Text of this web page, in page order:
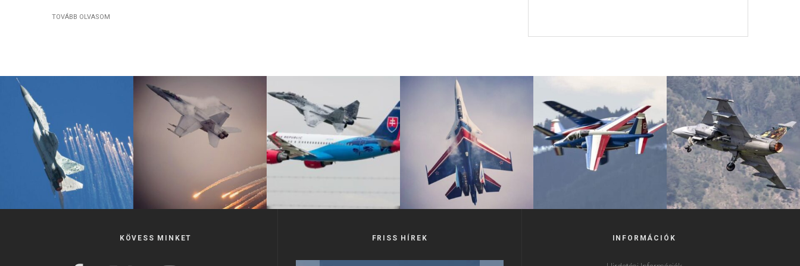
TOVÁBB OLVASOM
KÖVESS MINKET FRISS HÍREK INFORMÁCIÓK